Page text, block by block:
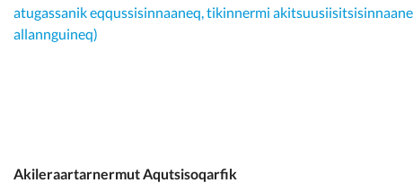
atugassanik eqqussisinnaaneq, tikinnermi
allannguineq)
Akileraartarnermut Aqutsisoqarfik